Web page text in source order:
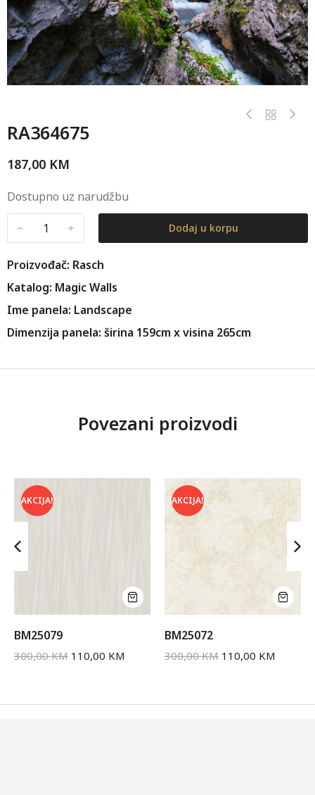
RA364675
187,00 KM
Dostupno uz narudžbu
﹣ ﹢ Dodaj u korpu
Proizvođač: Rasch
Katalog: Magic Walls
Ime panela: Landscape
Dimenzija panela: širina 159cm x visina 265cm
Povezani proizvodi
AKCIJA!
BM25079
300,00KM 110,00 KM
AKCIJA!
BM25072
300,00KM 110,00 KM